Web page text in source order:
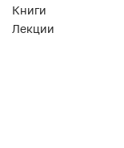
Книги
Лекции